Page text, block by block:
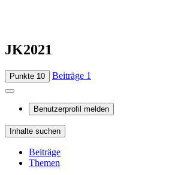
JK2021
Punkte 10 Beiträge 1
Benutzerprofil melden
Inhalte suchen
Beiträge
Themen